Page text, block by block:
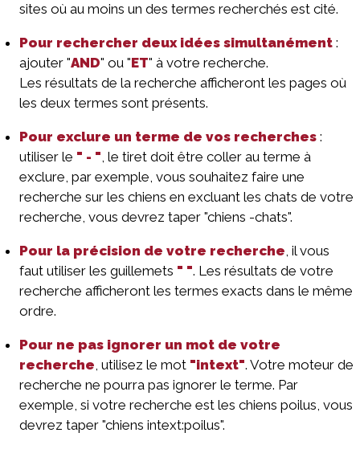
sites où au moins un des termes recherchés est cité.
Pour rechercher deux idées simultanément :
ajouter "AND" ou "ET" à votre recherche.
Les résultats de la recherche afficheront les pages où
les deux termes sont présents.
Pour exclure un terme de vos recherches :
utiliser le " - ", le tiret doit être coller au terme à
exclure, par exemple, vous souhaitez faire une
recherche sur les chiens en excluant les chats de votre
recherche, vous devrez taper "chiens -chats".
Pour la précision de votre recherche, il vous
faut utiliser les guillemets " ". Les résultats de votre
recherche afficheront les termes exacts dans le même
ordre.
Pour ne pas ignorer un mot de votre
recherche, utilisez le mot "intext". Votre moteur de
recherche ne pourra pas ignorer le terme. Par
exemple, si votre recherche est les chiens poilus, vous
devrez taper "chiens intext:poilus".